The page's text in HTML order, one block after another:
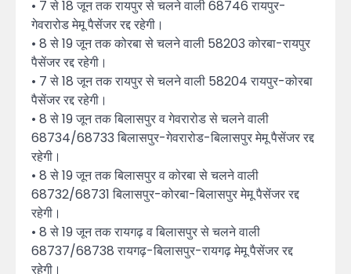
• 7 से 18 जून तक रायपुर से चलने वाली 68746 रायपुर-
गेवरारोड मेमू पैसेंजर रद्द रहेगी।
• 8 से 19 जून तक कोरबा से चलने वाली 58203 कोरबा-रायपुर
पैसेंजर रद्द रहेगी।
• 7 से 18 जून तक रायपुर से चलने वाली 58204 रायपुर-कोरबा
पैसेंजर रद्द रहेगी।
• 8 से 19 जून तक बिलासपुर व गेवरारोड से चलने वाली
68734/68733 बिलासपुर-गेवरारोड-बिलासपुर मेमू पैसेंजर रद्द
रहेगी।
• 8 से 19 जून तक बिलासपुर व कोरबा से चलने वाली
68732/68731 बिलासपुर-कोरबा-बिलासपुर मेमू पैसेंजर रद्द
रहेगी।
• 8 से 19 जून तक रायगढ़ व बिलासपुर से चलने वाली
68737/68738 रायगढ़-बिलासपुर-रायगढ़ मेमू पैसेंजर रद्द
रहेगी।